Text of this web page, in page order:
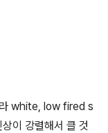
white, low fired s
이 강렬해서 클 것